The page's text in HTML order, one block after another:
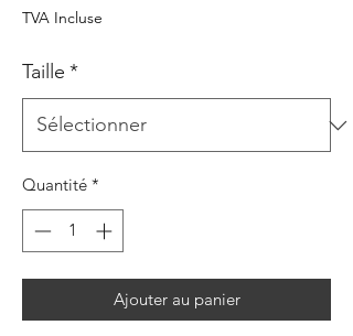
TVA Incluse
Taille *
Quantité *
Ajouter au panier